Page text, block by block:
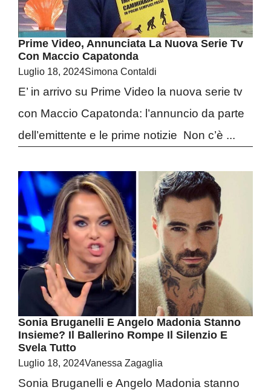
Prime Video, Annunciata La Nuova Serie Tv
Con Maccio Capatonda
Luglio 18, 2024Simona Contaldi
E’ in arrivo su Prime Video la nuova serie tv
con Maccio Capatonda: l’annuncio da parte
dell’emittente e le prime notizie Non c’è ...
Sonia Bruganelli E Angelo Madonia Stanno
Insieme? Il Ballerino Rompe Il Silenzio E
Svela Tutto
Luglio 18, 2024Vanessa Zagaglia
Sonia Bruganelli e Angelo Madonia stanno